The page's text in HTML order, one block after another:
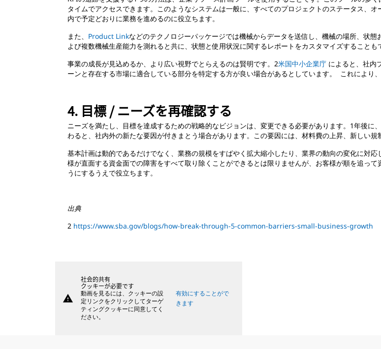
タイムでアクセスできます。このようなシステムは一般に、すべてのプロジェクトのステータス、
内で予定どおりに業務を進めるのに役立ちます。
また、 Product Linkなどのテクノロジーパッケージでは機械からデータを送信し、機械の場所、状
よび複数機械生産能力を測れると共に、状態と使用状況に関するレポートをカスタマイズすることも
事業の成長が見込めるか、より広い視野でとらえるのは賢明です。2米国中小企業庁 によると、社内
ーンと存在する市場に適合している部分を特定する方が良い場合があるとしています。 これにより
4. 目標 / ニーズを再確認する
ニーズを満たし、目標を達成するための戦略的なビジョンは、変更できる必要があります。1年後
わると、社内外の新たな要因が付きまとう場合があります。この要因には、材料費の上昇、新しい規
基本計画は動的であるだけでなく、業務の規模をすばやく拡大縮小したり、業界の動向の変化に対
様が直面する資金面での障害をすべて取り除くことができるとは限りませんが、お客様が順を追っ
うにするうえで役立ちます。
出典
2 https://www.sba.gov/blogs/how-break-through-5-common-barriers-small-business-growth
warning
社会的共有
クッキーが必要です
動画を見るには、クッキーの設
定リンクをクリックしてターゲ
ティングクッキーに同意してく
ださい。
有効にすることがで
きます